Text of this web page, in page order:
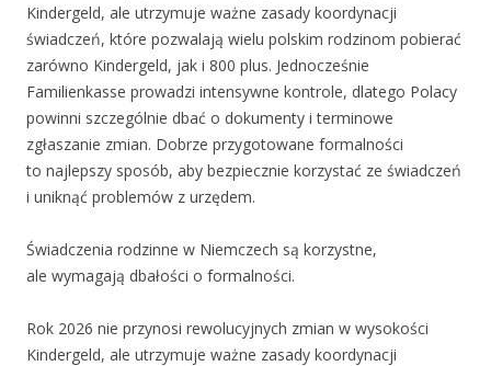
Kindergeld, ale utrzymuje ważne zasady koordynacji
świadczeń, które pozwalają wielu polskim rodzinom pobierać
zarówno Kindergeld, jak i 800 plus. Jednocześnie
Familienkasse prowadzi intensywne kontrole, dlatego Polacy
powinni szczególnie dbać o dokumenty i terminowe
zgłaszanie zmian. Dobrze przygotowane formalności
to najlepszy sposób, aby bezpiecznie korzystać ze świadczeń
i uniknąć problemów z urzędem.
Świadczenia rodzinne w Niemczech są korzystne,
ale wymagają dbałości o formalności.
Rok 2026 nie przynosi rewolucyjnych zmian w wysokości
Kindergeld, ale utrzymuje ważne zasady koordynacji